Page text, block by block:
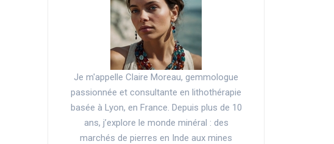
Je m'appelle Claire Moreau, gemmologue
passionnée et consultante en lithothérapie
basée à Lyon, en France. Depuis plus de 10
ans, j’explore le monde minéral : des
marchés de pierres en Inde aux mines